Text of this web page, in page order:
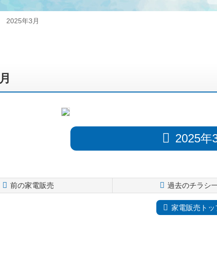
2025年3月
2025年
前の家電販売 過去のチラシ
家電販売トッ